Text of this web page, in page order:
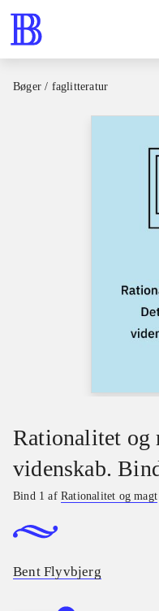
Bøger / faglitteratur
Rationalitet og
videnskab.
Bind 1 afRationalitet og magt
Bent Flyvbjerg